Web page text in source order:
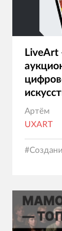
LiveArt
Артём
UXART
#